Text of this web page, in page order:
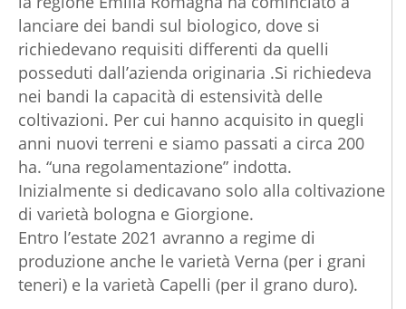
lanciare dei bandi sul biologico, dove si
richiedevano requisiti differenti da quelli
posseduti dall’azienda originaria .Si richiedeva
nei bandi la capacità di estensività delle
coltivazioni. Per cui hanno acquisito in quegli
anni nuovi terreni e siamo passati a circa 200
ha. “una regolamentazione” indotta.
Inizialmente si dedicavano solo alla coltivazione
di varietà bologna e Giorgione.
Entro l’estate 2021 avranno a regime di
produzione anche le varietà Verna (per i grani
teneri) e la varietà Capelli (per il grano duro).